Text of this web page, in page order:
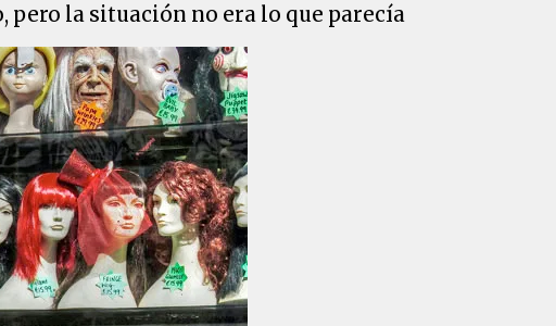
pero la situación no era lo que parecía